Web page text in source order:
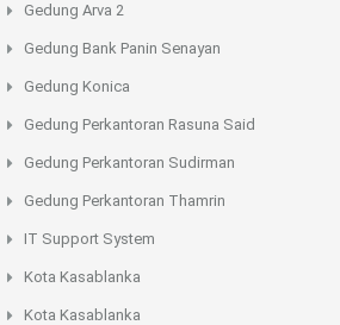
Gedung Arva 2
Gedung Bank Panin Senayan
Gedung Konica
Gedung Perkantoran Rasuna Said
Gedung Perkantoran Sudirman
Gedung Perkantoran Thamrin
IT Support System
Kota Kasablanka
Kota Kasablanka